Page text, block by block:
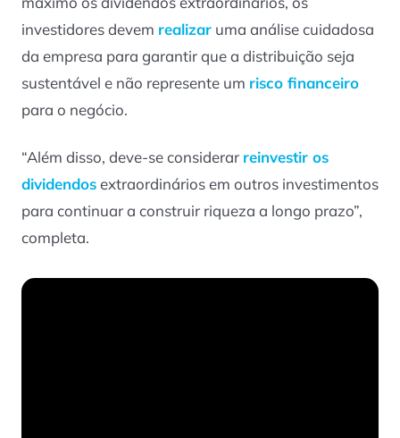
investidores devem realizar uma análise cuidadosa
da empresa para garantir que a distribuição seja
sustentável e não represente um risco financeiro
para o negócio.
“Além disso, deve-se considerar reinvestir os
dividendosextraordinários em outros investimentos
para continuar a construir riqueza a longo prazo”,
completa.